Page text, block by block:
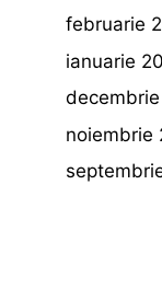
februarie
ianuarie
noiembrie